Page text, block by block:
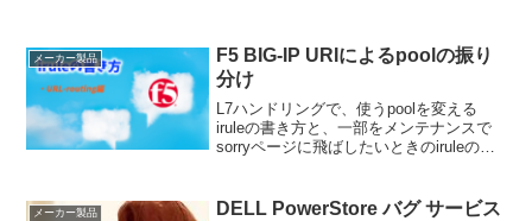
メーカー製品
F5 BIG-IP URIによるpoolの振り
分け
L7ハンドリングで、使うpoolを変える
iruleの書き方と、一部をメンテナンスで
sorryページに飛ばしたいときのiruleの書
メーカー製品
DELL PowerStore バグ サービス